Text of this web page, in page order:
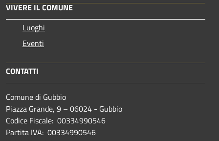
VIVERE IL COMUNE
Luoghi
Eventi
CONTATTI
Comune di Gubbio
Piazza Grande, 9 – 06024 - Gubbio
Codice Fiscale: 00334990546
Partita IVA: 00334990546